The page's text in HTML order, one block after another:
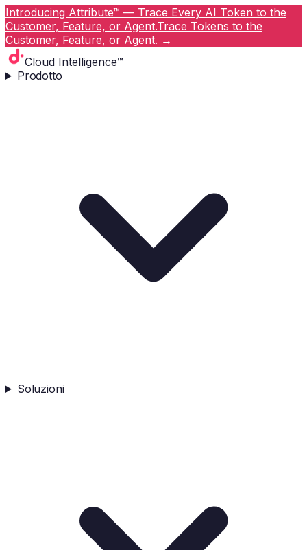
Introducing Attribute™ — Trace Every AI Token to the
Customer, Feature, or Agent.Trace Tokens to the
Customer, Feature, or Agent. →
Cloud Intelligence™
Prodotto
Soluzioni